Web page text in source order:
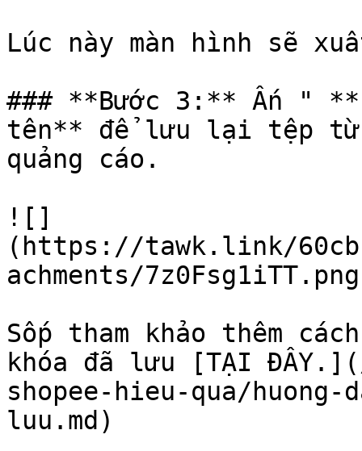
Lúc này màn hình sẽ
### **Bước 3:** Ấn "
tên** để lưu lại tệp từ
quảng cáo.
![]
(https://tawk.link/
achments/
Sốp tham khảo thêm
khóa đã lưu [TẠI
shopee-hieu-qua/